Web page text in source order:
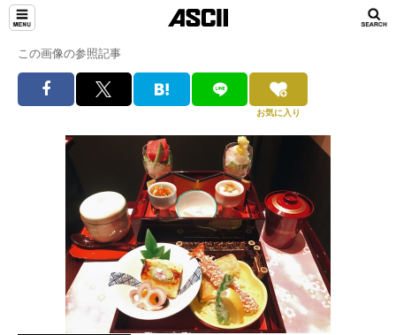
この画像の参照記事
お気に入り